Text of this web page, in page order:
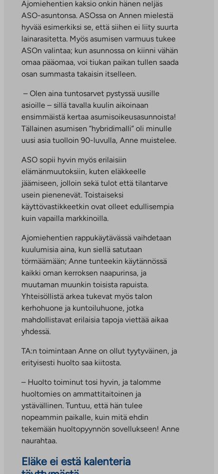
Ajomiehentien kaksio onkin hänen neljäs
ASO-asuntonsa. ASOssa on Annen mielestä
hyvää esimerkiksi se, että siihen ei liity suurta
lainarasitetta. Myös asumisen varmuus tukee
ASOn valintaa; kun asunnossa on kiinni vähän
omaa pääomaa, voi tiukan paikan tullen saada
osan summasta takaisin itselleen.
– Olen aina tuntosarvet pystyssä uusille
asioille – sillä tavalla kuulin aikoinaan
ensimmäistä kertaa asumisoikeusasunnoista!
Tällainen asumisen ”hybridimalli” oli minulle
uusi asia tuolloin 90-luvulla, Anne muistelee.
ASO sopii hyvin myös erilaisiin
elämänmuutoksiin, kuten eläkkeelle
jäämiseen, jolloin sekä tulot että tilantarve
usein pienenevät. Toistaiseksi
käyttövastikkeetkin ovat olleet edullisempia
kuin vapailla markkinoilla.
Ajomiehentien rappukäytävässä vaihdetaan
kuulumisia aina, kun siellä satutaan
törmäämään; Anne tunteekin käytännössä
kaikki oman kerroksen naapurinsa, ja
muutaman muunkin toisista rapuista.
Yhteisöllistä arkea tukevat myös talon
kerhohuone ja kuntoiluhuone, jotka
mahdollistavat erilaisia tapoja viettää aikaa
yhdessä.
TA:n toimintaan Anne on ollut tyytyväinen, ja
erityisesti huolto saa kiitosta.
– Huolto toiminut tosi hyvin, ja talomme
huoltomies on ammattitaitoinen ja
ystävällinen. Tuntuu, että hän tulee
nopeammin paikalle, kuin mitä ehdin
tekemään huoltopyynnön sovellukseen! Anne
naurahtaa.
Eläke ei estä kalenteria